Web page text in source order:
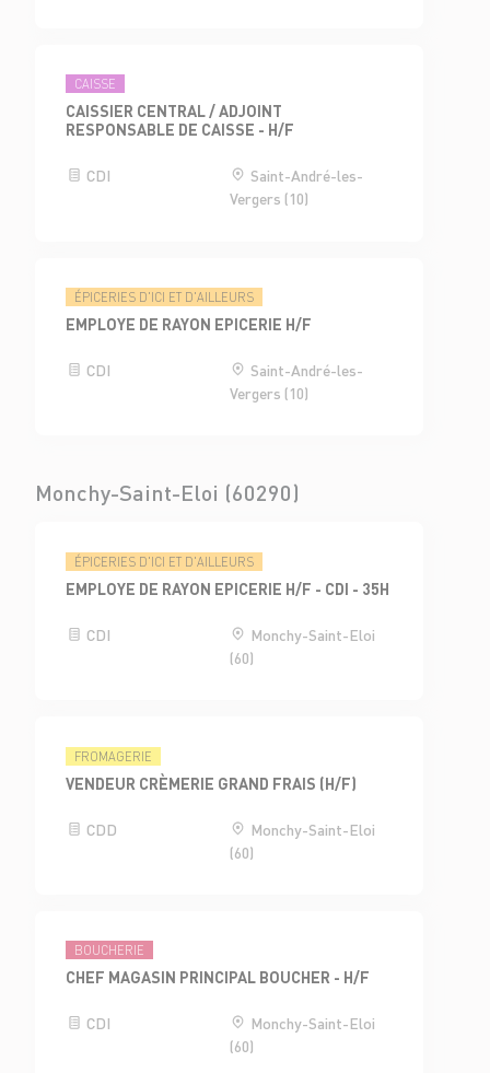
CAISSE
CAISSIER CENTRAL / ADJOINT
RESPONSABLE DE CAISSE - H/F
CDI
Saint-André-les-
Vergers (10)
ÉPICERIES D'ICI ET D'AILLEURS
EMPLOYE DE RAYON EPICERIE H/F
CDI
Saint-André-les-
Vergers (10)
Monchy-Saint-Eloi (60290)
ÉPICERIES D'ICI ET D'AILLEURS
EMPLOYE DE RAYON EPICERIE H/F - CDI - 35H
CDI
Monchy-Saint-Eloi
(60)
FROMAGERIE
VENDEUR CRÈMERIE GRAND FRAIS (H/F)
CDD
Monchy-Saint-Eloi
(60)
BOUCHERIE
CHEF MAGASIN PRINCIPAL BOUCHER - H/F
CDI
Monchy-Saint-Eloi
(60)